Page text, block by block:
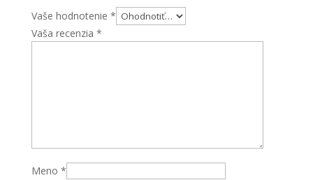
Vaše hodnotenie *
Vaša recenzia *
Meno *